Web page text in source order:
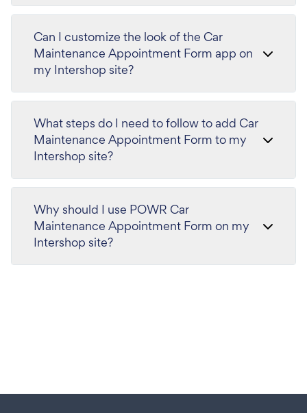
Can I customize the look of the Car
Maintenance Appointment Form app on
my Intershop site?
What steps do I need to follow to add Car
Maintenance Appointment Form to my
Intershop site?
Why should I use POWR Car
Maintenance Appointment Form on my
Intershop site?